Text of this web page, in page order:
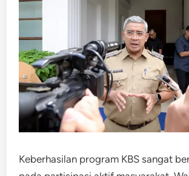
Keberhasilan program KBS sangat